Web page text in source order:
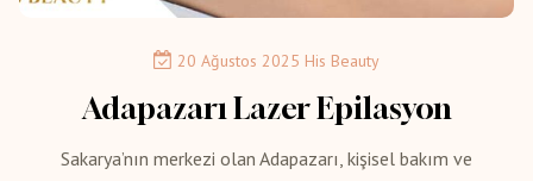
20 Ağustos 2025 His Beauty
Adapazarı Lazer Epilasyon
Sakarya’nın merkezi olan Adapazarı, kişisel bakım ve